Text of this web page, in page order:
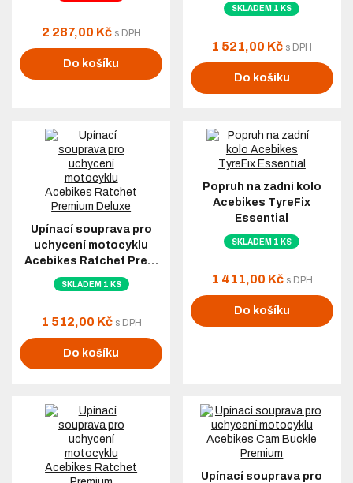
2 287,00 Kč s DPH
Do košíku
SKLADEM 1 KS
1 521,00 Kč s DPH
Do košíku
Upínací souprava pro
uchycení motocyklu
Acebikes Ratchet Pre…
SKLADEM 1 KS
1 512,00 Kč s DPH
Do košíku
Popruh na zadní kolo
Acebikes TyreFix
Essential
SKLADEM 1 KS
1 411,00 Kč s DPH
Do košíku
Upínací souprava pro